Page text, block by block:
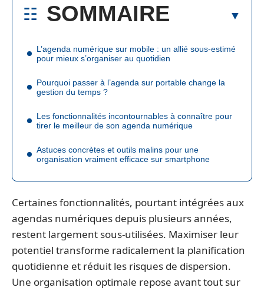
SOMMAIRE
L’agenda numérique sur mobile : un allié sous-estimé
pour mieux s’organiser au quotidien
Pourquoi passer à l’agenda sur portable change la
gestion du temps ?
Les fonctionnalités incontournables à connaître pour
tirer le meilleur de son agenda numérique
Astuces concrètes et outils malins pour une
organisation vraiment efficace sur smartphone
Certaines fonctionnalités, pourtant intégrées aux
agendas numériques depuis plusieurs années,
restent largement sous-utilisées. Maximiser leur
potentiel transforme radicalement la planification
quotidienne et réduit les risques de dispersion.
Une organisation optimale repose avant tout sur